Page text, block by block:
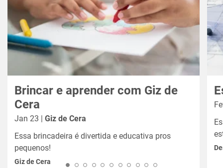
Brincar e aprender com Giz de
Cera
Jan 23 | Giz de Cera
Essa brincadeira é divertida e educativa pros
pequenos!
Giz de Cera